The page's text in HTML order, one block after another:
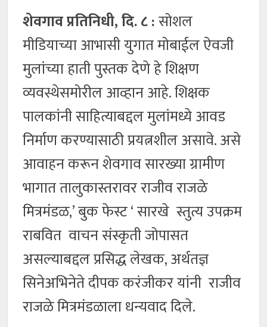
शेवगाव प्रतिनिधी, दि. ८ :सोशल
मीडियाच्या आभासी युगात मोबाईल ऐवजी
मुलांच्या हाती पुस्तक देणे हे शिक्षण
व्यवस्थेसमोरील आव्हान आहे. शिक्षक
पालकांनी साहित्याबद्दल मुलांमध्ये आवड
निर्माण करण्यासाठी प्रयत्नशील असावे. असे
आवाहन करून शेवगाव सारख्या ग्रामीण
भागात तालुकास्तरावर राजीव राजळे
मित्रमंडळ,’ बुक फेस्ट ‘ सारखे स्तुत्य उपक्रम
राबवित वाचन संस्कृती जोपासत
असल्याबद्दल प्रसिद्ध लेखक, अर्थतज्ञ
सिनेअभिनेते दीपक करंजीकर यांनी राजीव
राजळे मित्रमंडळाला धन्यवाद दिले.